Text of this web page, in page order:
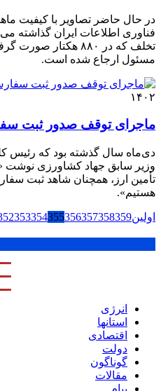
در حال حاضر تصاویر با کیفیت
تخلف که در ۸۸۰ هکتار
مسئول ارجاع شده است.
۱۴۰۲
‌ماجرای‌ توقف صدور ثبت
دی‌ماه سال گذشته بود که رئیس
وزیر سابق جهاد کشاورزی نوشت
تأمین ارز، همچنان شاهد ثبت
هستیم».
اولین 353354355356357358359
انرژی
استانها
اقتصادی
دولت
گوناگون
مقالات
پیام